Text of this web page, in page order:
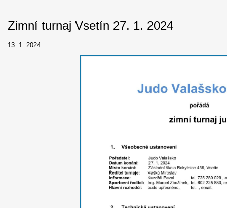
Zimní turnaj Vsetín 27. 1. 2024
13. 1. 2024